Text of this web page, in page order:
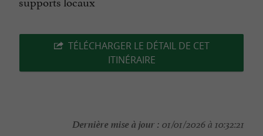
TÉLÉCHARGER LE DÉTAIL DE CET
ITINÉRAIRE
Dernière mise à jour : 01/01/2026 à 10:32:21